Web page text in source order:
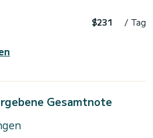
$231 / Tag
Gesamtnote